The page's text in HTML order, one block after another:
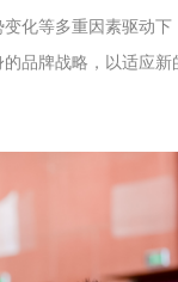
化等多重因素驱动下
品牌战略，以适应新